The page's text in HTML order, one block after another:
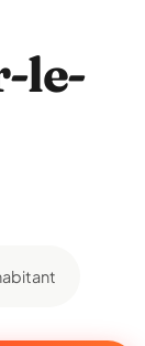
le-